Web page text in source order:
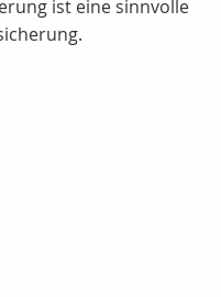
ist eine sinnvolle